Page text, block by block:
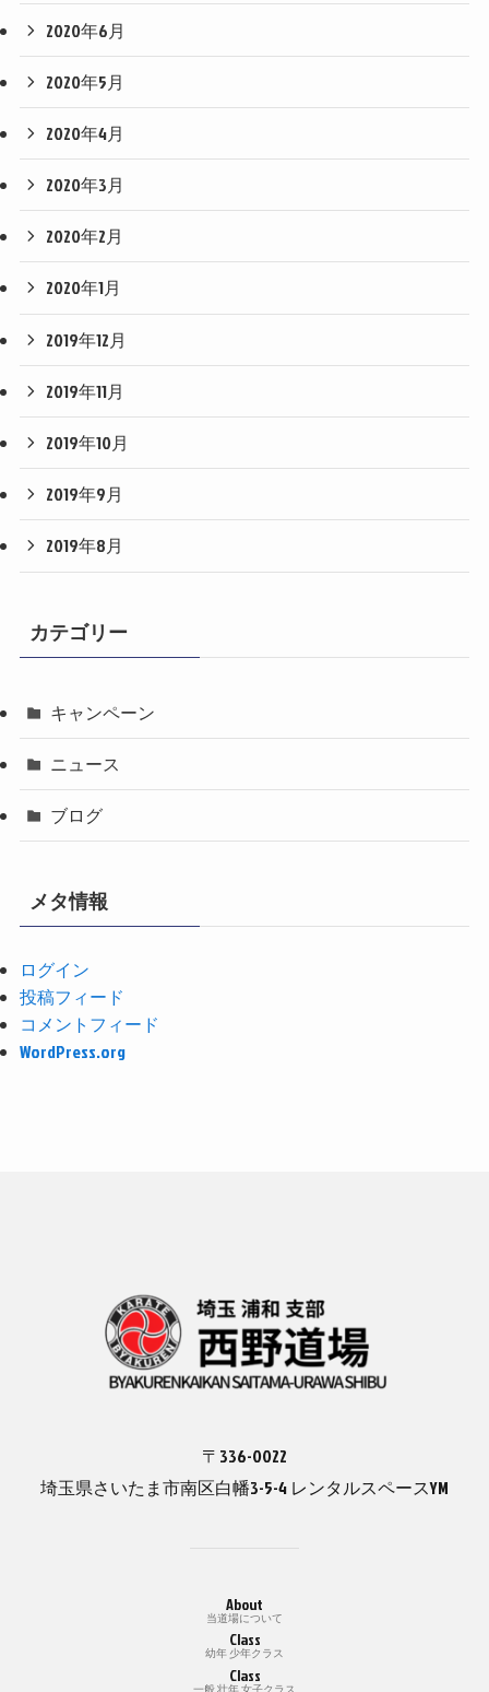
2020年6月
2020年5月
2020年4月
2020年3月
2020年2月
2020年1月
2019年12月
2019年11月
2019年10月
2019年9月
2019年8月
カテゴリー
キャンペーン
ニュース
ブログ
メタ情報
ログイン
投稿フィード
コメントフィード
WordPress.org
〒336-0022
埼玉県さいたま市南区白幡3-5-4 レンタルスペースYM
About
当道場について
Class
幼年 少年クラス
Class
一般 壮年 女子クラス